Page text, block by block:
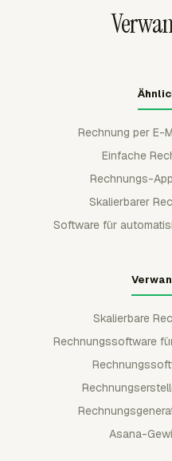
und exportiert
Rechnung per E-
Einfache
Rechnungs-
Skalierbarer
Software für
Skalierbare
Rechnungssoftware
Asana-